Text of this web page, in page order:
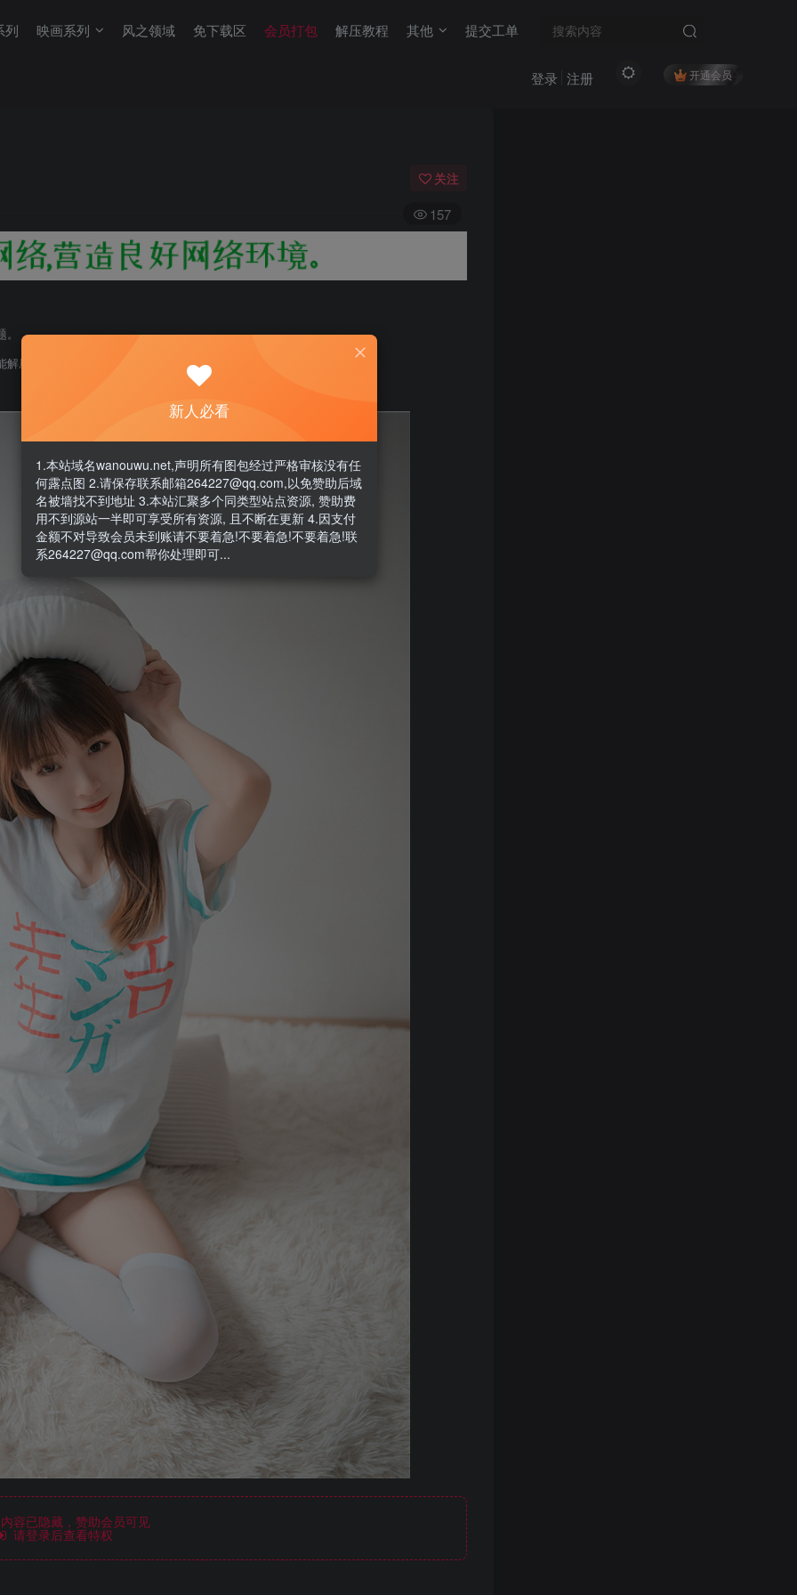
列 映画系列 风之领域 免下载区 会员打包 解压教程 其他 提交工单
开通会员
登录 注册
关注
157
压！
容已隐藏，赞助会员可见
请登录后查看特权
新人必看
1.本站域名wanouwu.net,声明所有图包经过严格审核没有任
何露点图 2.请保存联系邮箱264227@qq.com,以免赞助后域
名被墙找不到地址 3.本站汇聚多个同类型站点资源, 赞助费
用不到源站一半即可享受所有资源, 且不断在更新 4.因支付
金额不对导致会员未到账请不要着急!不要着急!不要着急!联
系264227@qq.com帮你处理即可...